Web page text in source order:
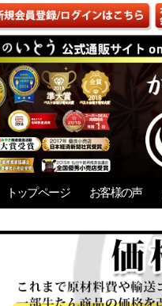
トップページ お客様の声